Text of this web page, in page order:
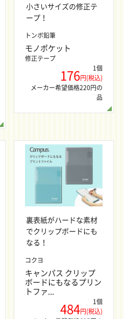
小さいサイズの修正テ
ープ！
トンボ鉛筆
モノポケット
修正テープ
1個
176円(税込)
メーカー希望価格220円の
品
裏表紙がハードな素材
でクリップボードにも
なる！
コクヨ
キャンパス クリップ
ボードにもなるプリン
トファ...
1個
484円(税込)